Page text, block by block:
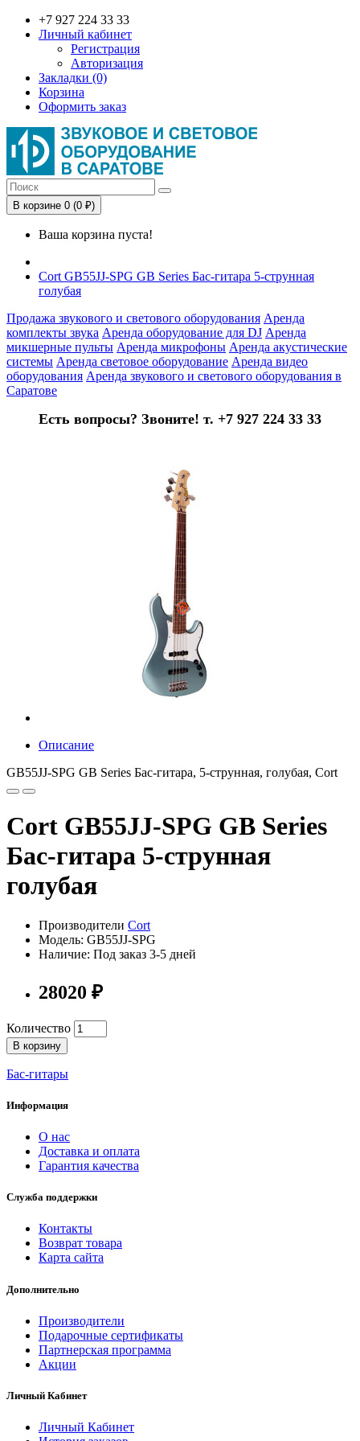
+7 927 224 33 33
Личный кабинет
Регистрация
Авторизация
Закладки (0)
Корзина
Оформить заказ
В корзине 0 (0 ₽)
Ваша корзина пуста!
Cort GB55JJ-SPG GB Series Бас-гитара 5-струнная
голубая
Продажа звукового и светового оборудования Аренда
комплекты звука Аренда оборудование для DJ Аренда
микшерные пульты Аренда микрофоны Аренда акустические
системы Аренда световое оборудование Аренда видео
оборудования Аренда звукового и светового оборудования в
Саратове
Есть вопросы? Звоните! т. +7 927 224 33 33
Описание
GB55JJ-SPG GB Series Бас-гитара, 5-струнная, голубая, Cort
Cort GB55JJ-SPG GB Series
Бас-гитара 5-струнная
голубая
Производители Cort
Модель: GB55JJ-SPG
Наличие: Под заказ 3-5 дней
28020 ₽
Количество
В корзину
Бас-гитары
Информация
О нас
Доставка и оплата
Гарантия качества
Служба поддержки
Контакты
Возврат товара
Карта сайта
Дополнительно
Производители
Подарочные сертификаты
Партнерская программа
Акции
Личный Кабинет
Личный Кабинет